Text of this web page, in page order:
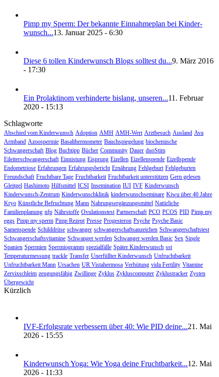
Pimp my Sperm: Der bekann­te Ein­nah­me­plan bei Kin­der­
wunsch...13. Januar 2025 - 6:30
Die­se 6 tol­len Kin­der­wunsch Blogs soll­test du...9. März 2016
- 17:30
Ein Pro­lak­ti­nom ver­hin­der­te bis­lang, unse­ren...11. Februar
2020 - 15:13
Schlagworte
Abschied vom Kinderwunsch Adoption AMH AMH-Wert Arztbesuch Ausland Ava
Armband Azoospermie Basalthermometer Bauchspiegelung biochemische
Schwangerschaft Blog Buchtipp Bücher Community Dauer duoStim
Eileiterschwangerschaft Einnistung Eisprung Eizellen Eizellenspende Eizellspende
Endometriose Erfahrungen Erfahrungsbericht Ernährung Fehlgeburt Fehlgeburten
Freundschaft Fruchtbare Tage Fruchtbarkeit Fruchtbarkeit unterstützen Gern gelesen
Gleitgel Hashimoto Hilfsmittel ICSI Insemination IUI IVF Kinderwunsch
Kinderwunsch-Zentrum Kinderwunschklinik kinderwunschseminare Kiwu über 40 Jahre
Kryo Künstliche Befruchtung Mann Nahrungsergänzungsmittel Natürliche
Familienplanung nfp Nährstoffe Ovulationstest Partnerschaft PCO PCOS PID Pimp my
eggs Pimp my sperm Pimp Rezept Presse Progesteron Psyche Psyche Basic
Samenspende Schilddrüse schwanger schwangerschaftsanzeichen Schwangerschaftstest
Schwangerschaftsvitamine Schwanger werden Schwanger werden Basic Sex Single
Spanien Spermien Spermiogramm spezialfälle Später Kinderwunsch sst
Temperaturmessung trackle Transfer Unerfüllter Kinderwunsch Unfruchtbarkeit
Unfruchtbarkeit Mann Ursachen UR Vistahermosa Verhütung vida Fertility Vitamine
Zervixschleim zeugungsfähig Zwillinge Zyklus Zykluscomputer Zyklustracker Zysten
Übergewicht
Kürzlich
IVF-Erfolgs­ra­te ver­bes­sern über 40: Wie PID dei­ne...21. Mai
2026 - 15:55
Kin­der­wunsch Yoga: Wie Yoga dei­ne Frucht­bar­keit...12. Mai
2026 - 11:33